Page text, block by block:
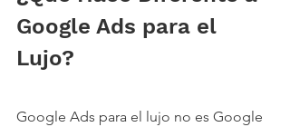
Google Ads para el
Lujo?
Google Ads para el lujo no es Google